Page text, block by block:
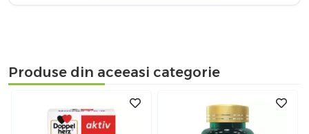
Produse din aceeasi categorie